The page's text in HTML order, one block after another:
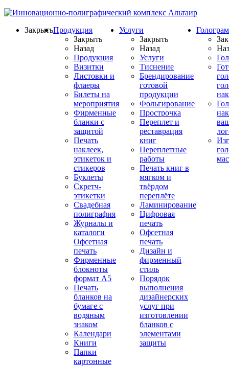
ЗакрытьПродукция
Закрыть
Назад
Продукция
Визитки
Листовки и
флаеры
Билеты на
мероприятия
Фирменные
бланки с
защитой
Печать
наклеек,
этикеток и
стикеров
Буклеты
Скретч-
этикетки
Свадебная
полиграфия
Журналы и
каталоги
Офсетная
печать
Фирменные
блокноты
формат А5
Печать
бланков на
бумаге с
водяным
знаком
Календари
Книги
Папки
картонные
Услуги
Закрыть
Назад
Услуги
Тиснение
Брендирование
готовой
продукции
Фольгирование
Прострочка
Переплет и
реставрация
книг
Переплетные
работы
Печать книг в
мягком и
твёрдом
переплёте
Ламинирование
Цифровая
печать
Офсетная
печать
Дизайн и
фирменный
стиль
Порядок
выполнения
дизайнерских
услуг при
изготовлении
бланков с
элементами
защиты